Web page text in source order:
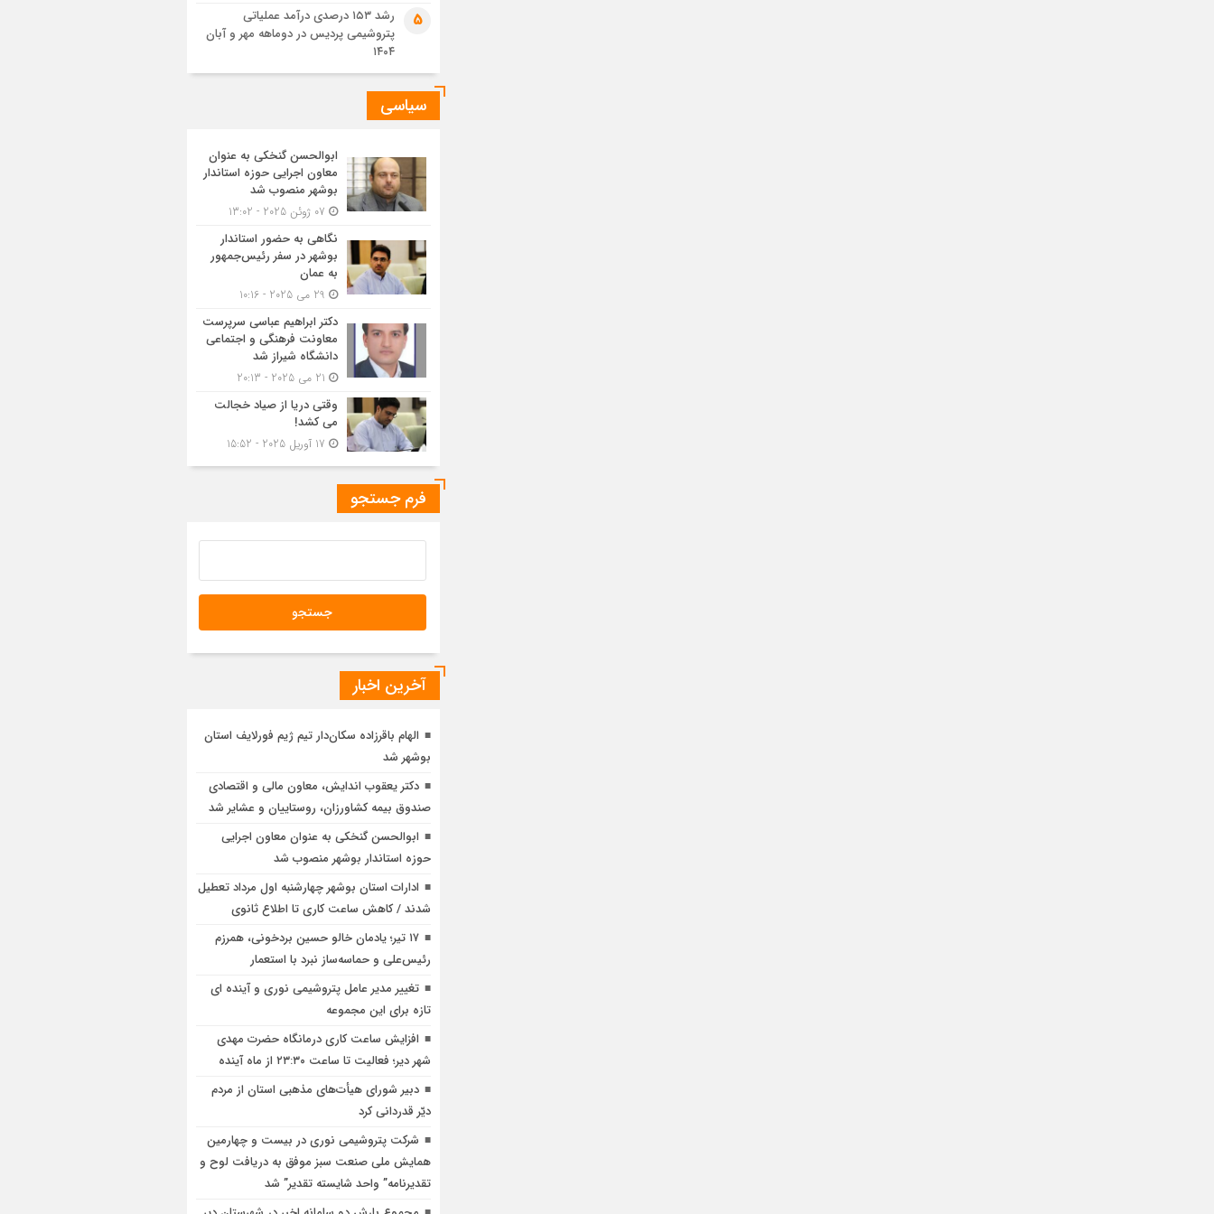
5
رشد ۱۵۳ درصدی درآمد عملیاتی
پتروشیمی پردیس در دوماهه مهر و آبان
۱۴۰۴
سیاسی
ابوالحسن گنخکی به عنوان
معاون اجرایی حوزه استاندار
بوشهر منصوب شد
نگاهی به حضور استاندار
بوشهر در سفر رئیس‌جمهور
به عمان
دکتر ابراهیم عباسی سرپرست
معاونت فرهنگی و اجتماعی
دانشگاه شیراز شد
وقتی دریا از صیاد خجالت
می کشد!
فرم جستجو
آخرین اخبار
الهام باقرزاده سکان‌دار تیم ژیم فورلایف استان
بوشهر شد
دکتر یعقوب اندایش، معاون مالی و اقتصادی
صندوق بیمه کشاورزان، روستاییان و عشایر شد
ابوالحسن گنخکی به عنوان معاون اجرایی
حوزه استاندار بوشهر منصوب شد
ادارات استان بوشهر چهارشنبه اول مرداد تعطیل
شدند / کاهش ساعت کاری تا اطلاع ثانوی
۱۷ تیر؛ یادمان خالو حسین بردخونی، همرزم
رئیس‌علی و حماسه‌ساز نبرد با استعمار
تغییر مدیر عامل پتروشیمی نوری و آینده ای
تازه برای این مجموعه
افزایش ساعت کاری درمانگاه حضرت مهدی
شهر دیر؛ فعالیت تا ساعت ۲۳:۳۰ از ماه آینده
دبیر شورای هیأت‌های مذهبی استان از مردم
دیّر قدردانی کرد
شرکت پتروشیمی نوری در بیست و چهارمین
همایش ملی صنعت سبز موفق به دریافت لوح و
تقدیرنامه” واحد شایسته تقدیر” شد